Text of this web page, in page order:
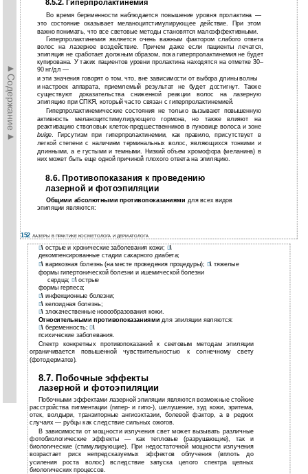
►Содержание►
8.5.2. Гиперпролактинемия
Во время беременности наблюдается повышение уровня пролактина —
это состояние оказывает меланоцитстимулирующее действие. При этом
важно понимать, что все световые методы становятся малоэффективными.
Гиперпролактинемия является очень важным фактором слабого ответа
волос на лазерное воздействие. Причем даже если пациенты лечатся,
эпиляция не сработает должным образом, пока гиперпролактинемия не будет
купирована. У таких пациентов уровни пролактина находятся на отметке 30–
90 нг/дл —
и эти значения говорят о том, что, вне зависимости от выбора длины волны
и настроек аппарата, приемлемый результат не будет достигнут. Также
существуют доказательства сниженной реакции волос на лазерную
эпиляцию при СПКЯ, который часто связан с гиперпролактинемией.
Гиперпролактинемические состояния не только вызывают повышенную
активность меланоцитстимулирующего гормона, но также влияют на
реактивацию стволовых клеток-предшественников в луковице волоса и зоне
bulge. Гирсутизм при гиперпролактинемии, как правило, присутствует в
легкой степени с наличием терминальных волос, являющихся тонкими и
длинными, а е густыми и темными. Низкий объем хромофора (меланина) в
них может быть еще одной причиной плохого ответа на эпиляцию.
8.6. Противопоказания к проведению
лазерной и фотоэпиляции
Общими абсолютными противопоказаниями для всех видов
эпиляции являются:
152 ЛАЗЕРЫ В ПРАКТИКЕ КОСМЕТОЛОГА И ДЕРМАТОЛОГА
\ острые и хронические заболевания кожи; \
декомпенсированные стадии сахарного диабета;
\ варикозная болезнь (на месте проведения процедуры); \ тяжелые
формы гипертонической болезни и ишемической болезни
сердца; \острые
формы герпеса;
\ инфекционные болезни;
\ келоидная болезнь;
\ злокачественные новообразования кожи.
Относительными противопоказаниями для эпиляции являются:
\ беременность;\
психические заболевания.
Спектр конкретных противопоказаний к световым методам эпиляции
ограничивается повышенной чувствительностью к солнечному свету
(фотодерматоз).
8.7. Побочные эффекты
лазерной и фотоэпиляции
Побочными эффектами лазерной эпиляции являются возможные стойкие
расстройства пигментации (гипер- и гипо-), шелушение, зуд кожи, эритема,
отек, волдыри, транзиторные ангиоэктазии, болевой фактор, а в редких
случаях — рубцы как следствие сильных ожогов.
В зависимости от мощности излучения свет может вызывать различные
фотобиологические эффекты — как тепловые (разрушающие), так и
биологические (стимулирующие). При недостаточной мощности излучения
возрастает риск непредсказуемых эффектов облучения (вплоть до
усиления роста волос) вследствие запуска целого спектра цепных
биологических процессов.